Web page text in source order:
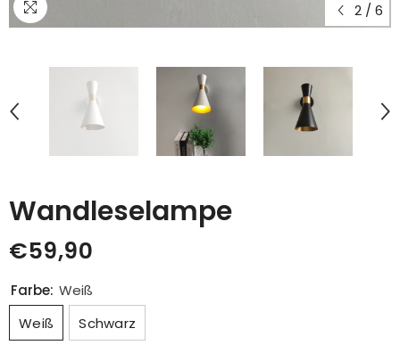
2 / 6
Wandleselampe
€59,90
Farbe: Weiß
Weiß
Schwarz